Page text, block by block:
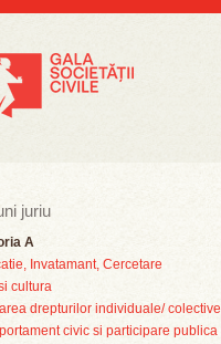
juriu
A
Invatamant, Cercetare
cultura
drepturilor individuale/ colective
civic si participare publica